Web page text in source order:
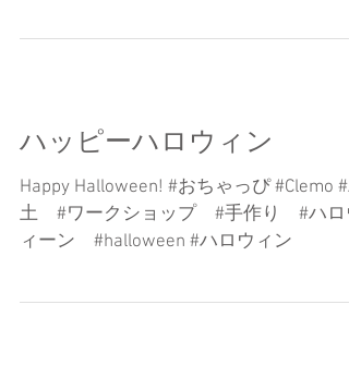
ハッピーハロウィン
Happy Halloween! #おちゃっぴ #Clemo #粘
土 #ワークショップ #手作り #ハロ
ィーン #halloween #ハロウィン